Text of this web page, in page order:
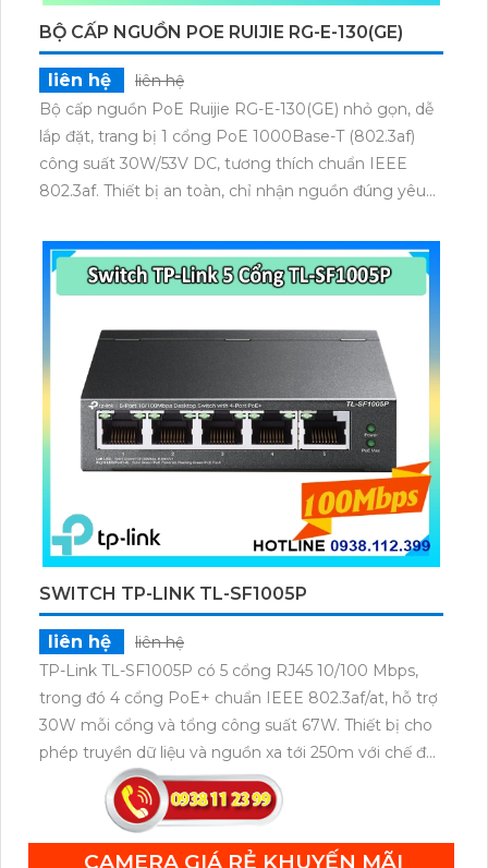
BỘ CẤP NGUỒN POE RUIJIE RG-E-130(GE)
liên hệ
liên hệ
Bộ cấp nguồn PoE Ruijie RG-E-130(GE) nhỏ gọn, dễ
lắp đặt, trang bị 1 cổng PoE 1000Base-T (802.3af)
công suất 30W/53V DC, tương thích chuẩn IEEE
802.3af. Thiết bị an toàn, chỉ nhận nguồn đúng yêu
UL/cUL và GS, đảm bảo cung cấp nguồn ổn định cho
các thiết bị Wi-Fi.
SWITCH TP-LINK TL-SF1005P
liên hệ
liên hệ
TP-Link TL-SF1005P có 5 cổng RJ45 10/100 Mbps,
trong đó 4 cổng PoE+ chuẩn IEEE 802.3af/at, hỗ trợ
30W mỗi cổng và tổng công suất 67W. Thiết bị cho
phép truyền dữ liệu và nguồn xa tới 250m với chế độ
ưu tiên cho cổng 1–2, cùng tính năng Plug & Play
CAMERA GIÁ RẺ KHUYẾN MÃI